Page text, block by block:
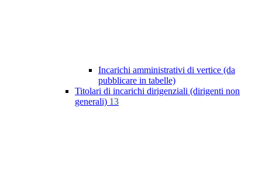
Incarichi amministrativi di vertice (da
pubblicare in tabelle)
Titolari di incarichi dirigenziali (dirigenti non
generali) 13